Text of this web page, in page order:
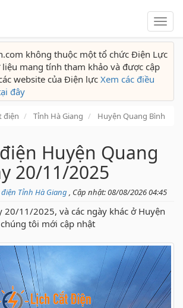
Lịch
cắt
không thuộc một tổ chức Điện Lực
mang tính tham khảo và được cập
website của Điện lực Xem các điều
đây
điện Tỉnh Hà Giang Huyện Quang Bình
Huyện Quang
20/11/2025
Tỉnh Hà Giang , Cập nhật: 08/08/2026 04:45
20/11/2025, và các ngày khác ở Huyện
tôi mới cập nhật